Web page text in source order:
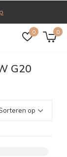
0 0
G20
op